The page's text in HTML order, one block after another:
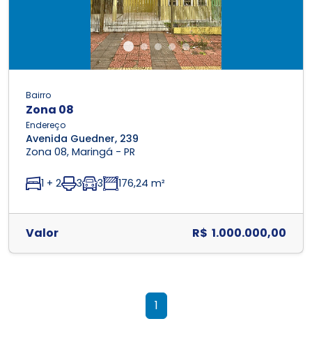
Bairro
Zona 08
Endereço
Avenida Guedner, 239
Zona 08, Maringá - PR
1 + 2 3 3 176,24 m²
Valor R$ 1.000.000,00
1